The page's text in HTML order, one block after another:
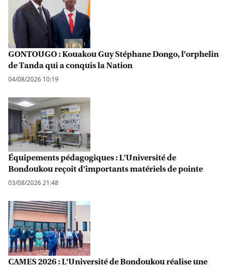
GONTOUGO : Kouakou Guy Stéphane Dongo, l'orphelin
de Tanda qui a conquis la Nation
04/08/2026 10:19
Équipements pédagogiques : L'Université de
Bondoukou reçoit d'importants matériels de pointe
03/08/2026 21:48
CAMES 2026 : L'Université de Bondoukou réalise une